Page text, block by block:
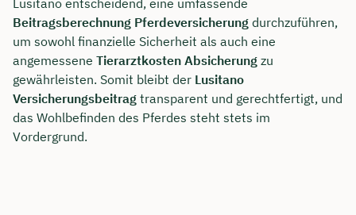
Beitragsberechnung Pferdeversicherung durchzuführen,
um sowohl finanzielle Sicherheit als auch eine
angemessene Tierarztkosten Absicherung zu
gewährleisten. Somit bleibt der Lusitano
Versicherungsbeitrag transparent und gerechtfertigt, und
das Wohlbefinden des Pferdes steht stets im
Vordergrund.